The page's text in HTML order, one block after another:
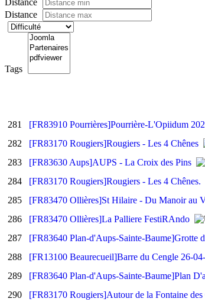
Distance
Tags
281 [FR83910 Pourrières]Pourrière-L'Opiidum
282
[FR83170 Rougiers]Rougiers - Les 4 Chênes
283
[FR83630 Aups]AUPS - La Croix des Pins
284
[FR83170 Rougiers]Rougiers - Les 4 Chênes.
285
[FR83470 Ollières]St Hilaire - Du Manoir au
286
[FR83470 Ollières]La Palliere FestiRAndo
287
[FR83640 Plan-d'Aups-Sainte-Baume]Grotte
288
[FR13100 Beaurecueil]Barre du Cengle 26-
289
[FR83640 Plan-d'Aups-Sainte-Baume]Plan
290
[FR83170 Rougiers]Autour de la Fontaine des